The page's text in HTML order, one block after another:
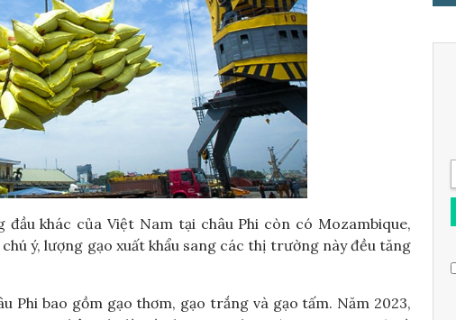
khác của Việt Nam tại châu Phi còn có Mozambique,
ý, lượng gạo xuất khẩu sang các thị trường này đều tăng
Phi bao gồm gạo thơm, gạo trắng và gạo tấm. Năm 2023,